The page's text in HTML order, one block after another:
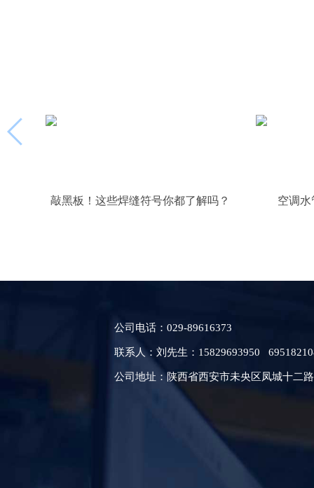
敲黑板！这些焊缝符号你都了解吗？ 空调
公司电话：029-89616373
联系人：刘先生：15829693950
公司地址：陕西省西安市未央区凤城十二